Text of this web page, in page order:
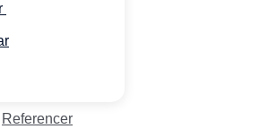
Referencer